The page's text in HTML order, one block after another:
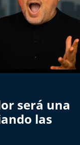
será una
las